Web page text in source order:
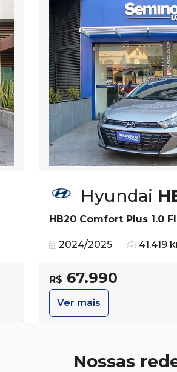
Hyundai
HB20 Comfort Plus 1.0
2024/2025 41.419
R$ 67.990
Ver mais
Nossas